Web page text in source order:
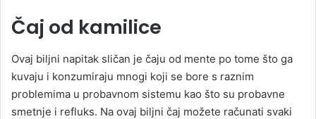
Čaj od kamilice
Ovaj biljni napitak sličan je čaju od mente po tome što ga
kuvaju i konzumiraju mnogi koji se bore s raznim
problemima u probavnom sistemu kao što su probavne
smetnje i refluks. Na ovaj biljni čaj možete računati svaki